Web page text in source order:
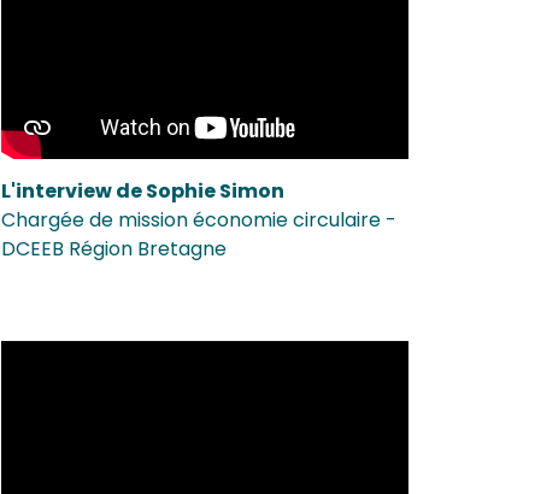
L'interview de Sophie Simon
Chargée de mission économie circulaire -
DCEEB Région Bretagne